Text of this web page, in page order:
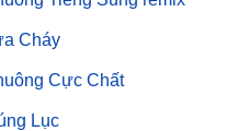
Cháy
Cực Chất
Lục